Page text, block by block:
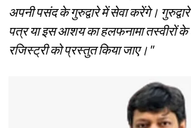
अपनी पसंद के गुरुद्वारे में सेवा करेंगे।
पत्र या इस आशय का हलफनामा तस्वीरों
रजिस्ट्री को प्रस्तुत किया जाए।"